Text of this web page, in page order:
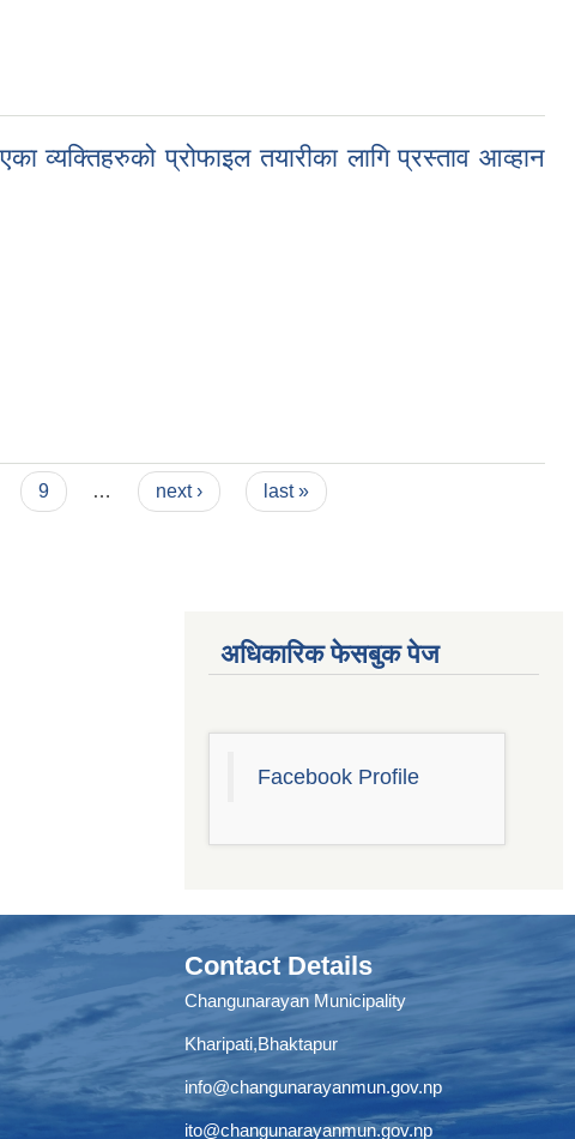
व्यक्तिहरुको प्रोफाइल तयारीका लागि प्रस्ताव आव्हान
9 … next › last »
अधिकारिक फेसबुक पेज
Facebook Profile
Contact Details
Changunarayan Municipality
Kharipati,Bhaktapur
info@changunarayanmun.gov.np
ito@changunarayanmun.gov.np